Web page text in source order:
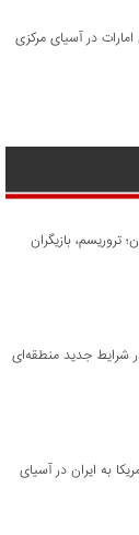
در آسیای مرکزی
تروریسم، بازیگران
شرایط جدید منطقه‌ای
به ایران در آسیای